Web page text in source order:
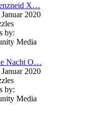
X…
Januar 2020
by:
Media
Nacht O…
Januar 2020
by:
Media